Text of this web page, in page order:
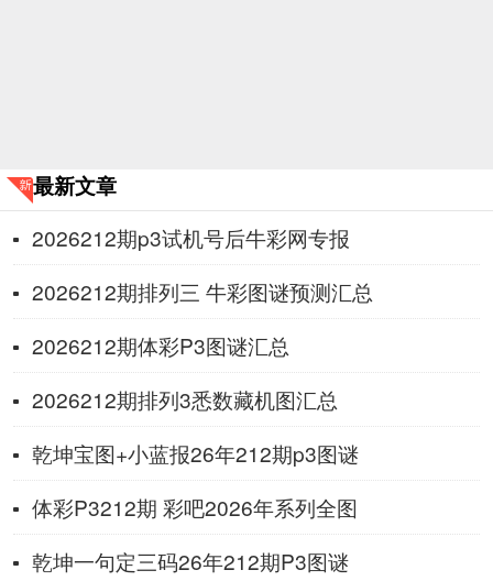
最新文章
2026212期p3试机号后牛彩网专报
2026212期排列三 牛彩图谜预测汇总
2026212期体彩P3图谜汇总
2026212期排列3悉数藏机图汇总
乾坤宝图+小蓝报26年212期p3图谜
体彩P3212期 彩吧2026年系列全图
乾坤一句定三码26年212期P3图谜